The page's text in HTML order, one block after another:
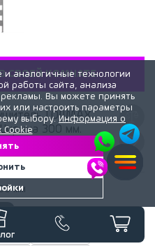
СВОЕЙ КОМНАТЕ
LOJIMAX,
300 мм.
мм
500
лей
930 x 300
3 497 лей
аналогичные технологии
работы сайта, анализа
Вы можете принять
или настроить параметры
выбору.Информация о